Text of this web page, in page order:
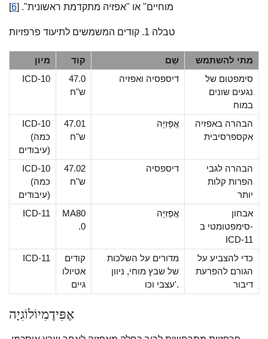
מוחיים" או "אפזיה מתקדמת ראשונית". [6
]
טבלה 1. קודים המשמשים לתיעוד פרפזיות
מִיוּן קוד שֵׁם
מתי להשתמש
ICD-10
47.0
ש"ח
דיספסיה ואפזיה
סימפטום של
נגעים שונים
במוח
ICD-10
(כמה
עיבודים)
47.01
ש"ח
אֲפָּזִיָה
הבהרה באפזיה
אקספרסיבית
ICD-10
(כמה
עיבודים)
47.02
ש"ח
דיספסיה
הבהרה לגבי
הפרות קלות
יותר
ICD-11
MA80
.0
אֲפָּזִיָה
אבחון
סימפטומטי ב-
ICD-11
ICD-11
קודים
אטיולו
גיים
מדורים על השלכות
של שבץ מוחי, ניוון
עצבי וכו'.
כדי להצביע על
הגורם להפרעת
דיבור
אֶפִּידֶמִיוֹלוֹגִיָה